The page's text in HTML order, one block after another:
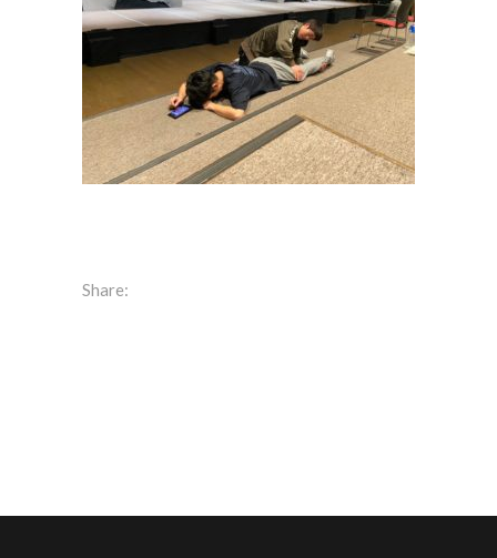
Share: